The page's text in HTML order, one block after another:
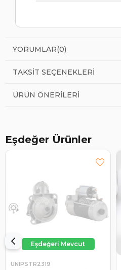
YORUMLAR(0)
TAKSIT SEÇENEKLERI
ÜRÜN ÖNERILERI
Eşdeğer Ürünler
UNIPSTR2319